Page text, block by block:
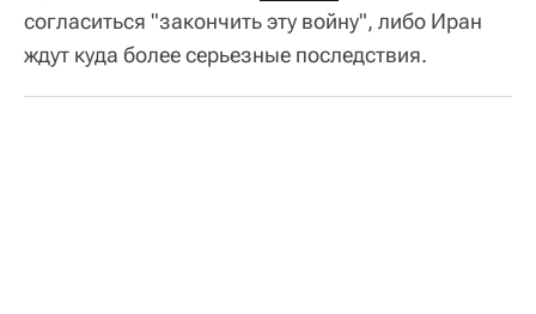
согласиться "закончить эту войну", либо Иран
ждут куда более серьезные последствия.